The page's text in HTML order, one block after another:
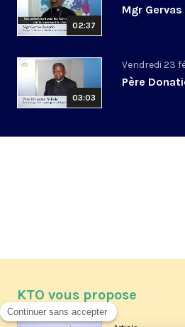
02:37
Mgr
03:03
Vendredi 23
Père
KTO vous propose